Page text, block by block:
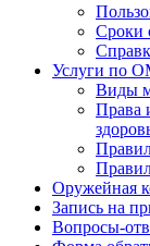
Сроки
Услуги по
Виды
Права
Оружейная
Запись на
Вопросы-